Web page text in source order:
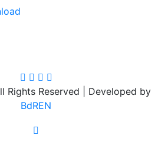
Rights Reserved | Developed by
BdREN